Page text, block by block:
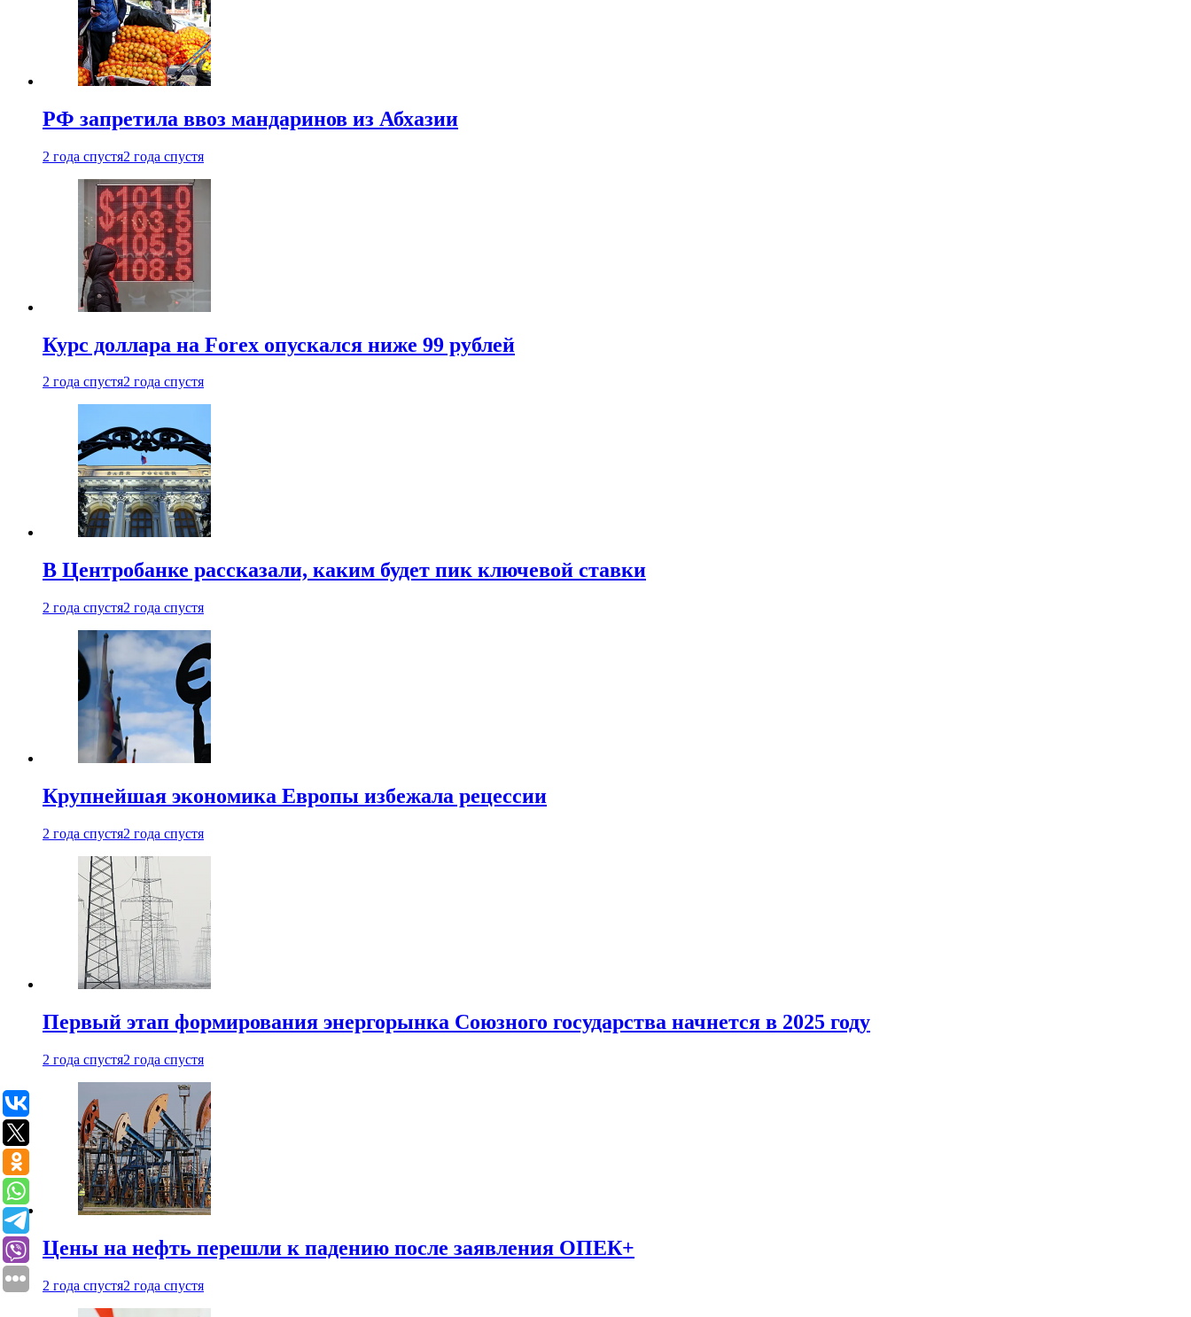
РФ запретила ввоз мандаринов из Абхазии
2 года спустя2 года спустя
Курс доллара на Forex опускался ниже 99 рублей
2 года спустя2 года спустя
В Центробанке рассказали, каким будет пик ключевой ставки
2 года спустя2 года спустя
Крупнейшая экономика Европы избежала рецессии
2 года спустя2 года спустя
Первый этап формирования энергорынка Союзного государства начнется в 2025 году
2 года спустя2 года спустя
Цены на нефть перешли к падению после заявления ОПЕК+
2 года спустя2 года спустя